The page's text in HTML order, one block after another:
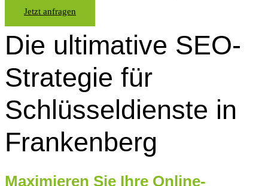
Jetzt anfragen
Die ultimative SEO-
Strategie für
Schlüsseldienste in
Frankenberg
Maximieren Sie Ihre Online-